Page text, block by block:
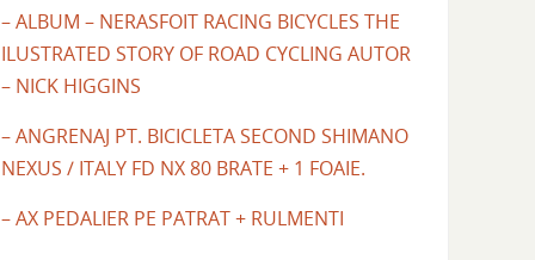
– ALBUM – NERASFOIT RACING BICYCLES THE
ILUSTRATED STORY OF ROAD CYCLING AUTOR
– NICK HIGGINS
– ANGRENAJ PT. BICICLETA SECOND SHIMANO
NEXUS / ITALY FD NX 80 BRATE + 1 FOAIE.
– AX PEDALIER PE PATRAT + RULMENTI